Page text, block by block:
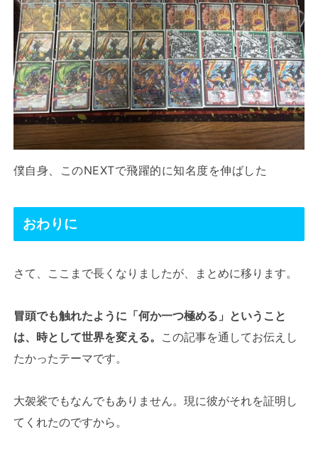
僕自身、このNEXTで飛躍的に知名度を伸ばした
おわりに
さて、ここまで長くなりましたが、まとめに移ります。
冒頭でも触れたように「何か一つ極める」ということ
は、時として世界を変える。 この記事を通してお伝えし
たかったテーマです。
大袈裟でもなんでもありません。現に彼がそれを証明し
てくれたのですから。